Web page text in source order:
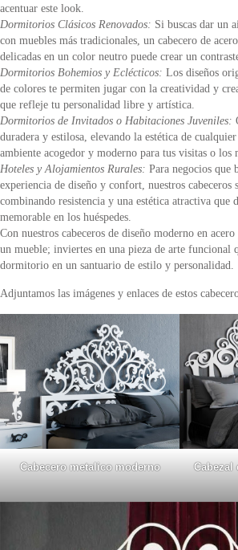
acentuar este look.
Dormitorios Clásicos Renovados: Si buscas dar un
con muebles más tradicionales, un cabecero de
delicadas en un color neutro puede crear un
Dormitorios Bohemios y Eclécticos: Los diseños
de colores te permiten jugar con la creatividad y
que refleje tu personalidad libre y artística.
Dormitorios de Invitados o Habitaciones Juveniles:
duradera y estilosa, elevando la estética de
ambiente acogedor y moderno para tus visitas o los
Hoteles y Alojamientos Rurales: Para negocios que
experiencia de diseño y confort, nuestros cabeceros
combinando resistencia y una estética atractiva que
memorable en los huéspedes.
Con nuestros cabeceros de diseño moderno en
un mueble; inviertes en una pieza de arte funcional
dormitorio en un santuario de estilo y personalidad.
Adjuntamos las imágenes y enlaces de estos
Cabecero metalico moderno
Cabezal